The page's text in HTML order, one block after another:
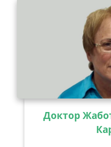
Доктор